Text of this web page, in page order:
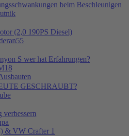
beim Beschleunigen
(2,0 190PS Diesel)
S wer hat Erfahrungen?
GESCHRAUBT?
verbessern
& VW Crafter 1